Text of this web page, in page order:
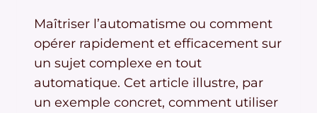
Maîtriser l’automatisme ou comment
opérer rapidement et efficacement sur
un sujet complexe en tout
automatique. Cet article illustre, par
un exemple concret, comment utiliser